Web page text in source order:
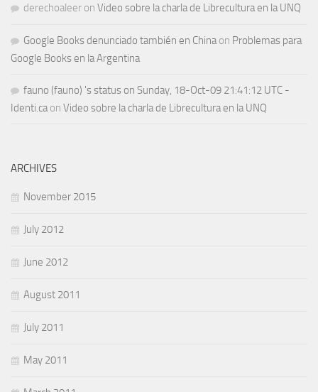
derechoaleer on Video sobre la charla de Librecultura en la UNQ
Google Books denunciado también en Chinaon Problemas para
Google Books en la Argentina
fauno (fauno) 's status on Sunday, 18-Oct-09 21:41:12 UTC -
Identi.caon Video sobre la charla de Librecultura en la UNQ
ARCHIVES
November 2015
July 2012
June 2012
August 2011
July 2011
May 2011